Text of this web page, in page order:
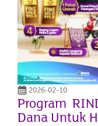
2026-02-10
Program
Dana Untuk